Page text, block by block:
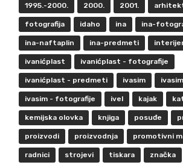
1995.-2000. 2000. 2001.
fotografija idaho ina ina-
ina-naftaplin ina-predmeti
ivanićplast ivanićplast - fotografije
ivanićplast - predmeti ivasim
ivasim - fotografije ivel kajak
kemijska olovka knjiga posuđe
proizvodi proizvodnja promotivni
radnici strojevi tiskara značka